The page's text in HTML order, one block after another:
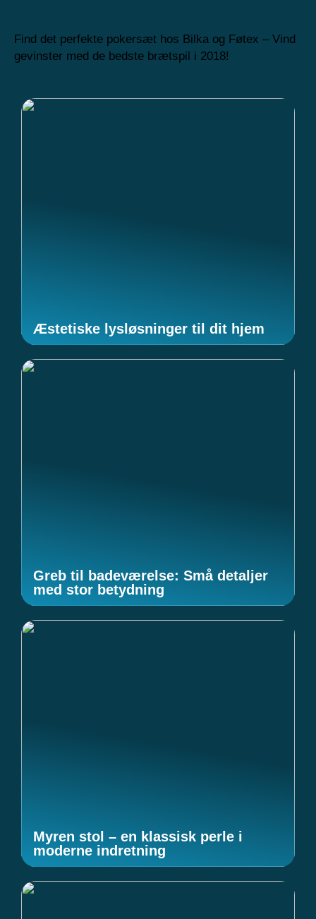
Find det perfekte pokersæt hos Bilka og Føtex – Vind
gevinster med de bedste brætspil i 2018!
Æstetiske lysløsninger til dit hjem
Greb til badeværelse: Små detaljer
med stor betydning
Myren stol – en klassisk perle i
moderne indretning